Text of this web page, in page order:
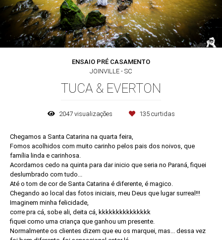
ENSAIO PRÉ CASAMENTO
JOINVILLE - SC
TUCA & EVERTON
2047visualizações 135curtidas
Chegamos a Santa Catarina na quarta feira,
Fomos acolhidos com muito carinho pelos pais dos noivos, que
família linda e carinhosa.
Acordamos cedo na quinta para dar inicio que seria no Paraná, fiquei
deslumbrado com tudo...
Até o tom de cor de Santa Catarina é diferente, é magico.
Chegando ao local das fotos iniciais, meu Deus que lugar surreal!!!
Imaginem minha felicidade,
corre pra cá, sobe ali, deita cá, kkkkkkkkkkkkkkk
fiquei como uma criança que ganhou um presente.
Normalmente os clientes dizem que eu os marquei, mas... dessa vez